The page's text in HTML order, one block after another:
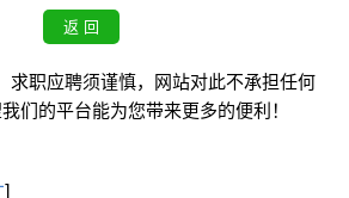
求职应聘须谨慎，网站对此不承担任何
们的平台能为您带来更多的便利！
]